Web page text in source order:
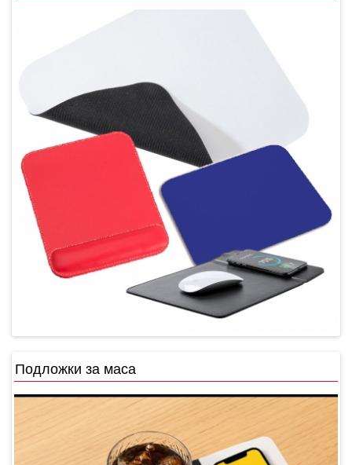
Подложки за маса